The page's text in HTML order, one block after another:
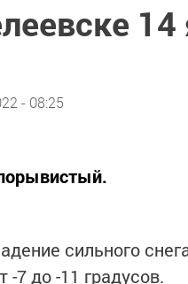
14
- 08:25
сильного
-7 до -11 градусов.